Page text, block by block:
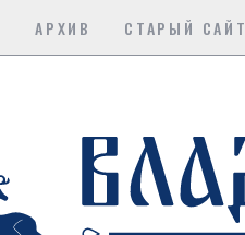
АРХИВ СТАРЫЙ САЙТ